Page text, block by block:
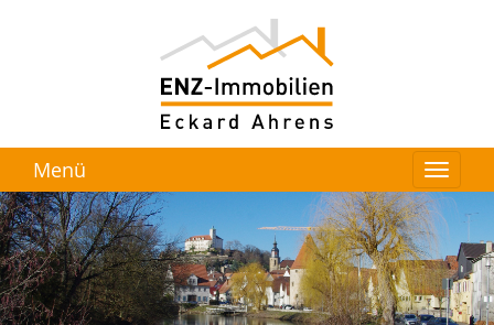
Menü